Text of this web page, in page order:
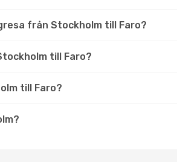
från Stockholm till Faro?
till Faro?
till Faro?